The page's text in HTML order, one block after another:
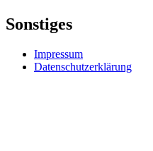
Sonstiges
Impressum
Datenschutzerklärung